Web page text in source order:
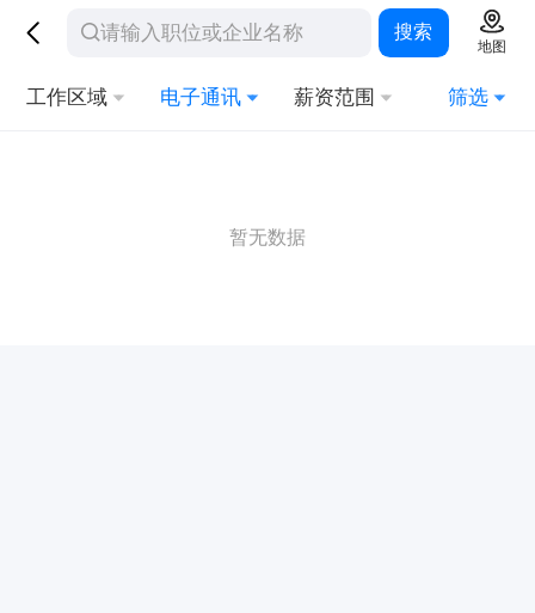
搜索
地图
工作区域 电子通讯 薪资范围 筛选
暂无数据